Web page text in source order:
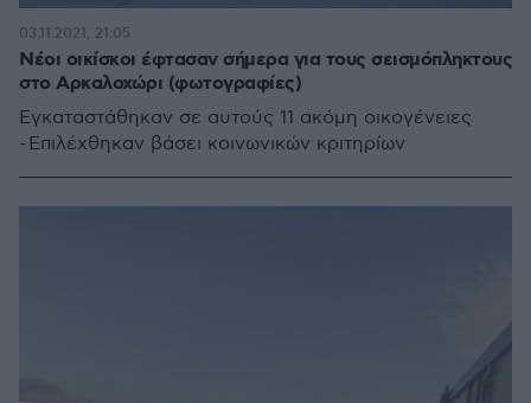
Νέοι οικίσκοι έφτασαν σήμερα για τους σεισμόπληκτους
στο Αρκαλοχώρι (φωτογραφίες)
Εγκαταστάθηκαν σε αυτούς 11 ακόμη οικογένειες
- Επιλέχθηκαν βάσει κοινωνικών κριτηρίων
03.11.2021, 21:05